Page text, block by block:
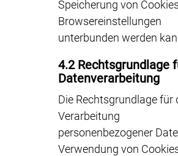
Speicherung von
Browsereinstellungen
unterbunden werden
4.2 Rechtsgrundlage
Datenverarbeitung
Die Rechtsgrundlage für
Verarbeitung
personenbezogener
Verwendung von